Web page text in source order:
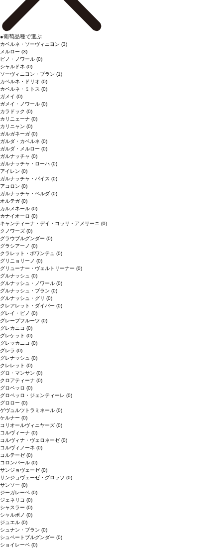
●葡萄品種で選ぶ
カベルネ・ソーヴィニヨン (3)
メルロー (3)
ピノ・ノワール (0)
シャルドネ (0)
ソーヴィニヨン・ブラン (1)
カベルネ・ドリオ (0)
カベルネ・ミトス (0)
ガメイ (0)
ガメイ・ノワール (0)
カラドック (0)
カリニェーナ (0)
カリニャン (0)
ガルガネーガ (0)
ガルダ・カベルネ (0)
ガルダ・メルロー (0)
ガルナッチャ (0)
ガルナッチャ・ローハ (0)
アイレン (0)
ガルナッチャ・パイス (0)
アコロン (0)
ガルナッチャ・ペルダ (0)
オルテガ (0)
カルメネール (0)
カナイオーロ (0)
キャンティーナ・デイ・コッリ・アメリーニ (0)
クノワーズ (0)
グラウブルグンダー (0)
グラシアーノ (0)
クラレット・ボワンテュ (0)
グリニョリーノ (0)
グリューナー・ヴェルトリーナー (0)
グルナッシュ (0)
グルナッシュ・ノワール (0)
グルナッシュ・ブラン (0)
グルナッシュ・グリ (0)
クレアレット・ダイバー (0)
グレイ・ピノ (0)
グレープフルーツ (0)
グレカニコ (0)
グレケット (0)
グレッカニコ (0)
グレラ (0)
グレナッシュ (0)
クレレット (0)
グロ・マンサン (0)
クロアティーナ (0)
グロペッロ (0)
グロペッロ・ジェンティーレ (0)
グロロー (0)
ゲヴュルツトラミネール (0)
ケルナー (0)
コリオールヴィニヤーズ (0)
コルヴィーナ (0)
コルヴィナ・ヴェロネーゼ (0)
コルヴィノーネ (0)
コルテーゼ (0)
コロンバール (0)
サンジョヴェーゼ (0)
サンジョヴェーゼ・グロッソ (0)
サンソー (0)
ジーガレーベ (0)
ジェネリコ (0)
シャスラー (0)
シャルボノ (0)
ジュエル (0)
シュナン・ブラン (0)
シュペートブルグンダー (0)
ショイレーベ (0)